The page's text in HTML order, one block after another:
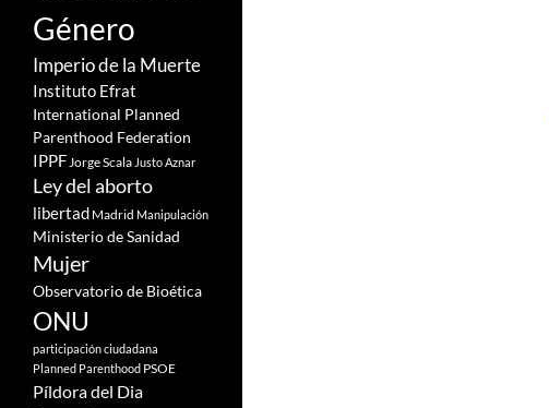
Género
Imperio de la Muerte
Instituto Efrat
International Planned
Parenthood Federation
IPPFJorge Scala Justo Aznar
Ley del aborto
libertad Madrid Manipulación
Ministerio de Sanidad
Mujer
Observatorio de Bioética
ONU
participación ciudadana
Planned Parenthood PSOE
Píldora del Dia